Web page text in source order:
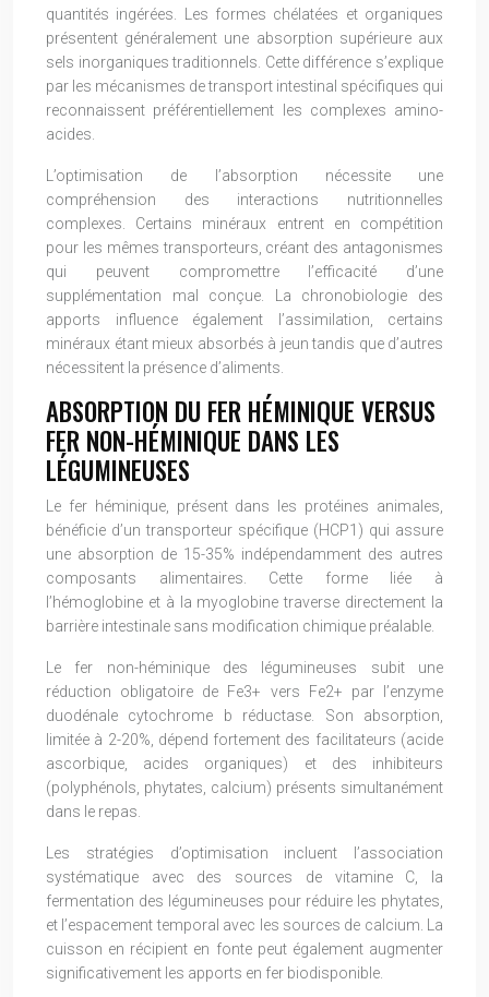
quantités ingérées. Les formes chélatées et organiques
présentent généralement une absorption supérieure aux
sels inorganiques traditionnels. Cette différence s’explique
par les mécanismes de transport intestinal spécifiques qui
reconnaissent préférentiellement les complexes amino-
acides.
L’optimisation de l’absorption nécessite une
compréhension des interactions nutritionnelles
complexes. Certains minéraux entrent en compétition
pour les mêmes transporteurs, créant des antagonismes
qui peuvent compromettre l’efficacité d’une
supplémentation mal conçue. La chronobiologie des
apports influence également l’assimilation, certains
minéraux étant mieux absorbés à jeun tandis que d’autres
nécessitent la présence d’aliments.
ABSORPTION DU FER HÉMINIQUE VERSUS
FER NON-HÉMINIQUE DANS LES
LÉGUMINEUSES
Le fer héminique, présent dans les protéines animales,
bénéficie d’un transporteur spécifique (HCP1) qui assure
une absorption de 15-35% indépendamment des autres
composants alimentaires. Cette forme liée à
l’hémoglobine et à la myoglobine traverse directement la
barrière intestinale sans modification chimique préalable.
Le fer non-héminique des légumineuses subit une
réduction obligatoire de Fe3+ vers Fe2+ par l’enzyme
duodénale cytochrome b réductase. Son absorption,
limitée à 2-20%, dépend fortement des facilitateurs (acide
ascorbique, acides organiques) et des inhibiteurs
(polyphénols, phytates, calcium) présents simultanément
dans le repas.
Les stratégies d’optimisation incluent l’association
systématique avec des sources de vitamine C, la
fermentation des légumineuses pour réduire les phytates,
et l’espacement temporal avec les sources de calcium. La
cuisson en récipient en fonte peut également augmenter
significativement les apports en fer biodisponible.